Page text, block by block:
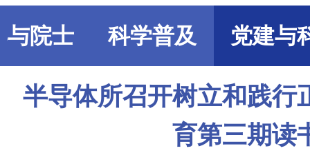
与院士 科学普及 党建与
半导体所召开树立和践行
育第三期读